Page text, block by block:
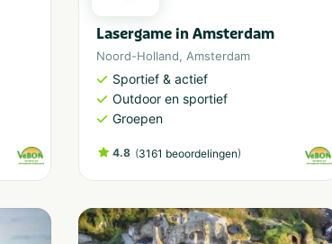
Lasergame in Amsterdam
Noord-Holland, Amsterdam
Sportief & actief
Outdoor en sportief
Groepen
4.8 (3161 beoordelingen)